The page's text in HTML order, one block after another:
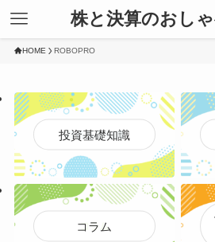
株と決算のおし
HOME ROBOPRO
投資基礎知識
コラム